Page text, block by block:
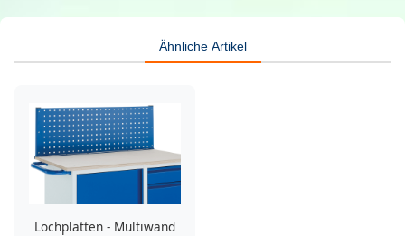
Ähnliche Artikel
Lochplatten - Multiwand